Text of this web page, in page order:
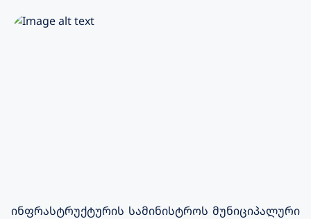
ინფრასტრუქტურის სამინისტროს მუნიციპალური